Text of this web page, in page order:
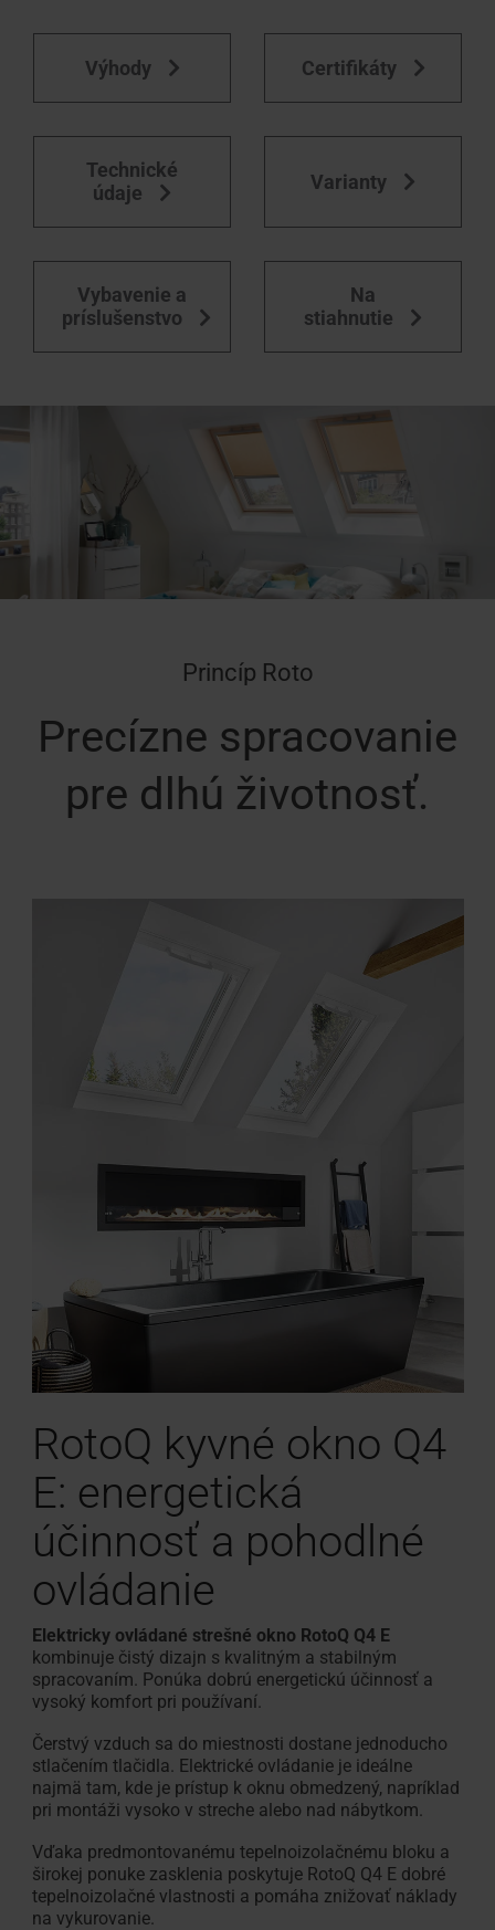
Výhody Certifikáty
Technické
údaje
Varianty
Vybavenie a
príslušenstvo
Na
stiahnutie
Princíp Roto
Precízne spracovanie
pre dlhú životnosť.
RotoQ kyvné okno Q4
E: energetická
účinnosť a pohodlné
ovládanie
Elektricky ovládané strešné okno RotoQ Q4 E
kombinuje čistý dizajn s kvalitným a stabilným
spracovaním. Ponúka dobrú energetickú účinnosť a
vysoký komfort pri používaní.
Čerstvý vzduch sa do miestnosti dostane jednoducho
stlačením tlačidla. Elektrické ovládanie je ideálne
najmä tam, kde je prístup k oknu obmedzený, napríklad
pri montáži vysoko v streche alebo nad nábytkom.
Vďaka predmontovanému tepelnoizolačnému bloku a
širokej ponuke zasklenia poskytuje RotoQ Q4 E dobré
tepelnoizolačné vlastnosti a pomáha znižovať náklady
na vykurovanie.